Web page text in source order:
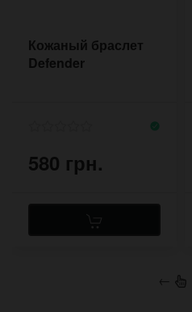
Кожаный браслет
Defender
580 грн.
←